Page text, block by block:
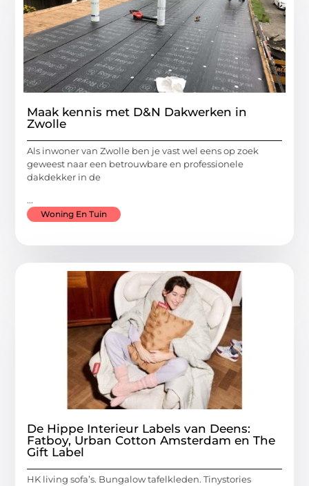
Maak kennis met D&N Dakwerken in
Zwolle
Als inwoner van Zwolle ben je vast wel eens op zoek
geweest naar een betrouwbare en professionele
dakdekker in de
...
Woning En Tuin
De Hippe Interieur Labels van Deens:
Fatboy, Urban Cotton Amsterdam en The
Gift Label
HK living sofa’s. Bungalow tafelkleden. Tinystories